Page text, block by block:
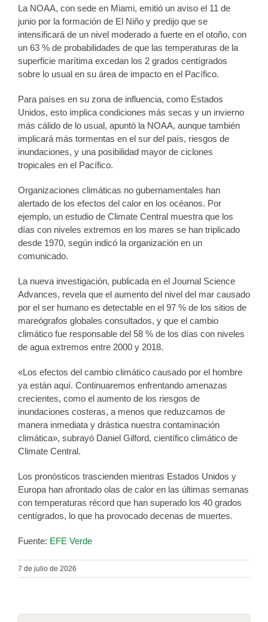
La NOAA, con sede en Miami, emitió un aviso el 11 de
junio por la formación de El Niño y predijo que se
intensificará de un nivel moderado a fuerte en el otoño, con
un 63 % de probabilidades de que las temperaturas de la
superficie marítima excedan los 2 grados centígrados
sobre lo usual en su área de impacto en el Pacífico.
Para países en su zona de influencia, como Estados
Unidos, esto implica condiciones más secas y un invierno
más cálido de lo usual, apuntó la NOAA, aunque también
implicará más tormentas en el sur del país, riesgos de
inundaciones, y una posibilidad mayor de ciclones
tropicales en el Pacífico.
Organizaciones climáticas no gubernamentales han
alertado de los efectos del calor en los océanos. Por
ejemplo, un estudio de Climate Central muestra que los
días con niveles extremos en los mares se han triplicado
desde 1970, según indicó la organización en un
comunicado.
La nueva investigación, publicada en el Journal Science
Advances, revela que el aumento del nivel del mar causado
por el ser humano es detectable en el 97 % de los sitios de
mareógrafos globales consultados, y que el cambio
climático fue responsable del 58 % de los días con niveles
de agua extremos entre 2000 y 2018.
«Los efectos del cambio climático causado por el hombre
ya están aquí. Continuaremos enfrentando amenazas
crecientes, como el aumento de los riesgos de
inundaciones costeras, a menos que reduzcamos de
manera inmediata y drástica nuestra contaminación
climática», subrayó Daniel Gilford, científico climático de
Climate Central.
Los pronósticos trascienden mientras Estados Unidos y
Europa han afrontado olas de calor en las últimas semanas
con temperaturas récord que han superado los 40 grados
centígrados, lo que ha provocado decenas de muertes.
Fuente: EFE Verde
7 de julio de 2026